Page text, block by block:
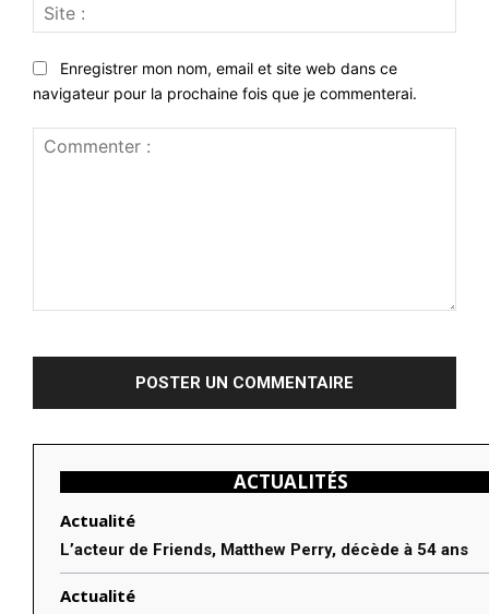
:
Enregistrer mon nom, email et site web dans ce
navigateur pour la prochaine fois que je commenterai.
ACTUALITÉS
Actualité
L’acteur de Friends, Matthew Perry, décède à 54 ans
Actualité